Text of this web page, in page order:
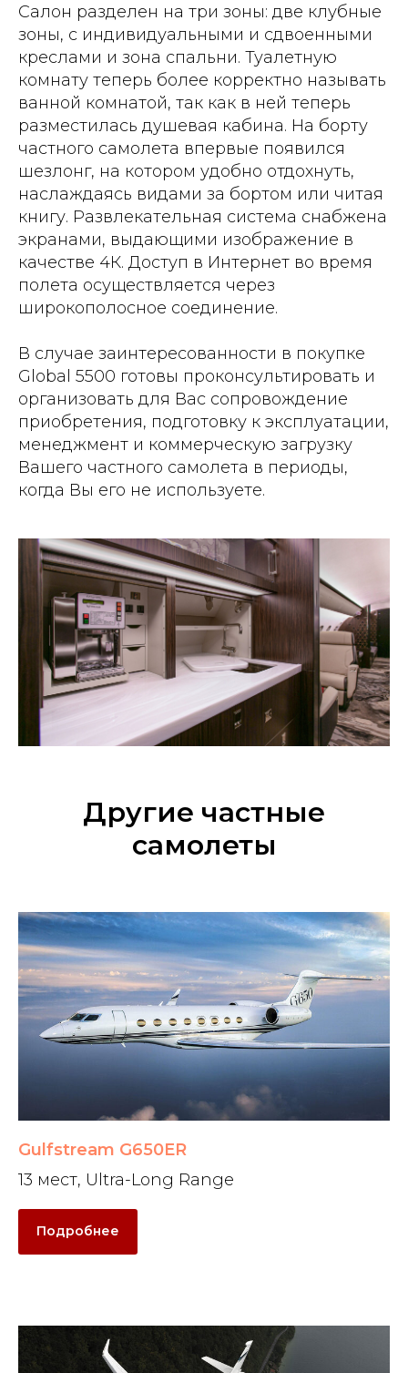
Салон разделен на три зоны: две клубные
зоны, с индивидуальными и сдвоенными
креслами и зона спальни. Туалетную
комнату теперь более корректно называть
ванной комнатой, так как в ней теперь
разместилась душевая кабина. На борту
частного самолета впервые появился
шезлонг, на котором удобно отдохнуть,
наслаждаясь видами за бортом или читая
книгу. Развлекательная система снабжена
экранами, выдающими изображение в
качестве 4К. Доступ в Интернет во время
полета осуществляется через
широкополосное соединение.
В случае заинтересованности в покупке
Global 5500 готовы проконсультировать и
организовать для Вас сопровождение
приобретения, подготовку к эксплуатации,
менеджмент и коммерческую загрузку
Вашего частного самолета в периоды,
когда Вы его не используете.
Другие частные
самолеты
Gulfstream G650ER
13 мест, Ultra-Long Range
Подробнее